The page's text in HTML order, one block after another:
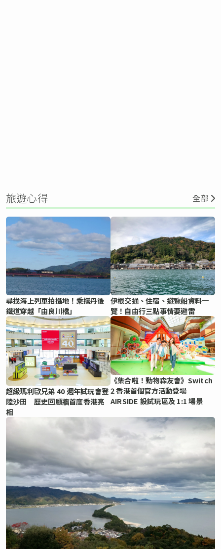
旅遊心得 全部
尋找海上列車拍攝地！乘搭丹後
鐵道穿越「由良川橋」
伊根交通、住宿、遊覽船資料一
覽！自由行三點事情要避雷
超級瑪利歐兄弟 40 週年試玩會登
陸沙田 歷史回顧牆首度香港亮
相
《集合啦！動物森友會》Switch
2 香港首個官方活動登場
AIRSIDE 設試玩區及 1:1 場景